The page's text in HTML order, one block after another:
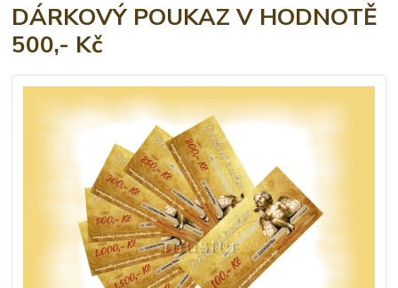
DÁRKOVÝ POUKAZ V HODNOTĚ
500,- Kč